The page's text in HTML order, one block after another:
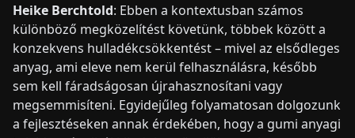
Heike Berchtold: Ebben a kontextusban számos
különböző megközelítést követünk, többek között a
konzekvens hulladékcsökkentést – mivel az elsődleges
anyag, ami eleve nem kerül felhasználásra, később
sem kell fáradságosan újrahasznosítani vagy
megsemmisíteni. Egyidejűleg folyamatosan dolgozunk
a fejlesztéseken annak érdekében, hogy a gumi anyagi